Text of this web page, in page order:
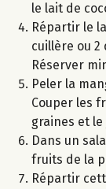
le lait de
Répartir le
cuillère ou 2
Réserver
Peler la
Couper les
graines et le
Dans un
fruits de la
Répartir